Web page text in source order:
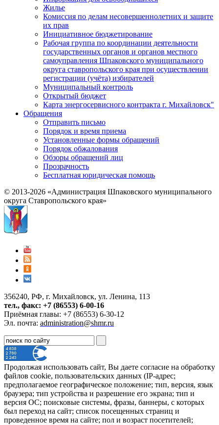
Жилье
Комиссия по делам несовершеннолетних и защите
их прав
Инициативное бюджетирование
Рабочая группа по координации деятельности
государственных органов и органов местного
самоуправления Шпаковского муниципального
округа ставропольского края при осуществлении
регистрации (учёта) избирателей
Муниципальный контроль
Открытый бюджет
Карта энергосервисного контракта г. Михайловск"
Обращения
Отправить письмо
Порядок и время приема
Установленные формы обращений
Порядок обжалования
Обзоры обращений лиц
Прозрачность
Бесплатная юридическая помощь
© 2013-2026 «Администрация Шпаковского муниципального
округа Ставропольского края»
356240, РФ, г. Михайловск, ул. Ленина, 113
тел., факс: +7 (86553) 6-00-16
Приёмная главы: +7 (86553) 6-30-12
Эл. почта: administration@shmr.ru
Продолжая использовать сайт, Вы даете согласие на обработку
файлов cookie, пользовательских данных (IP-адрес;
предполагаемое географическое положение; тип, версия, язык
браузера; тип устройства и разрешение его экрана; тип и
версия ОС; поисковые системы, фразы, баннеры, с которых
был переход на сайт; список посещенных страниц и
проведенное время на сайте; пол и возраст посетителей;